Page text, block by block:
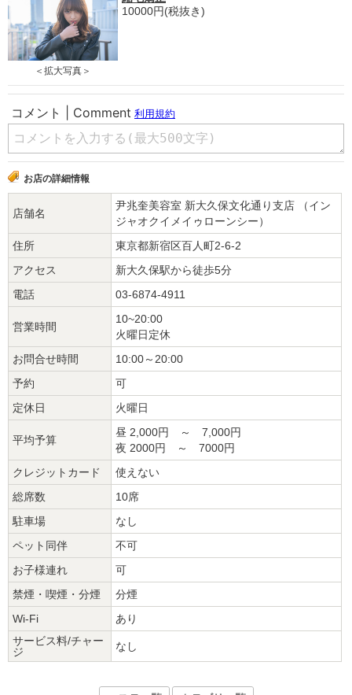
＜拡大写真＞
10000円(税抜き)
お店の詳細情報
店舗名
尹兆奎美容室 新大久保文化通り支店 （イン
ジャオクイメイゥローンシー）
住所
東京都新宿区百人町2-6-2
アクセス
新大久保駅から徒歩5分
電話
03-6874-4911
営業時間
10~20:00
火曜日定休
お問合せ時間
10:00～20:00
予約
可
定休日
火曜日
平均予算
昼 2,000円 ～ 7,000円
夜 2000円 ～ 7000円
クレジットカード
使えない
総席数
10席
駐車場
なし
ペット同伴
不可
お子様連れ
可
禁煙・喫煙・分煙
分煙
Wi-Fi
あり
サービス料/チャー
ジ
なし